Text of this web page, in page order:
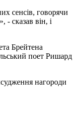
сенсів, говорячи
- сказав він, і
Брейтена
поет Ришард
нагороди